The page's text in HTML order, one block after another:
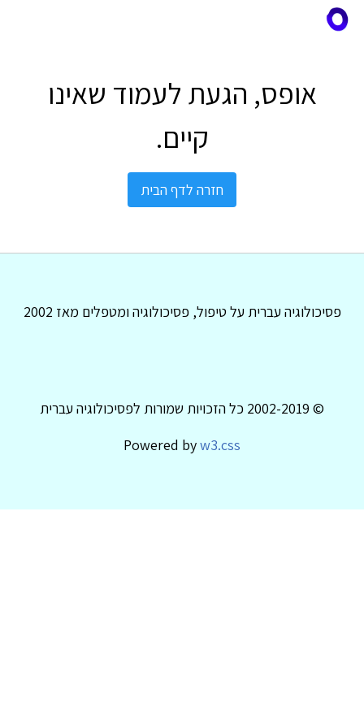
אופס, הגעת לעמוד שאינו
קיים.
חזרה לדף הבית
פסיכולוגיה עברית על טיפול, פסיכולוגיה ומטפלים מאז 2002
© 2002-2019 כל הזכויות שמורות לפסיכולוגיה עברית
Powered byw3.css